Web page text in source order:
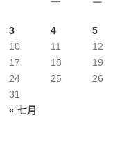
« 七月
3
4 5
10
11 12
17
18 19
24
25 26
31